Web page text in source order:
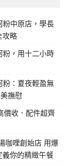
粉中原店，學長
攻略
粉，用十二小時
粉：夏夜輕盈無
撫慰
價收．配件超齊
咖哩創始店 用爆
你的精緻午餐